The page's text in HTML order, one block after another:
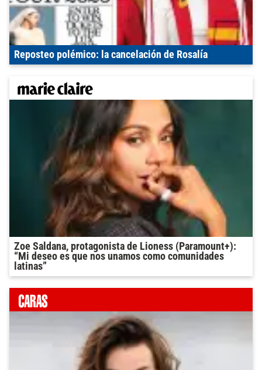
Reposteo polémico: la cancelación de Rosalía
Zoe Saldana, protagonista de Lioness (Paramount+):
“Mi deseo es que nos unamos como comunidades
latinas”